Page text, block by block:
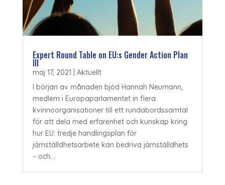
Expert Round Table on EU:s Gender Action Plan
III
maj 17, 2021
Aktuellt
I början av månaden bjöd Hannah Neumann,
medlem i Europaparlamentet in flera
kvinnoorganisationer till ett rundabordssamtal
för att dela med erfarenhet och kunskap kring
hur EU: tredje handlingsplan för
jämställdhetsarbete kan bedriva jämställdhets
– och...